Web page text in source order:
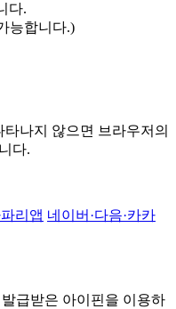
다.
능합니다.)
나지 않으면 브라우저의
다.
리앱 네이버·다음·카카
급받은 아이핀을 이용하